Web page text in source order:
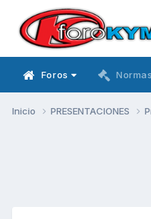
Foros Normas
Inicio PRESENTACIONES